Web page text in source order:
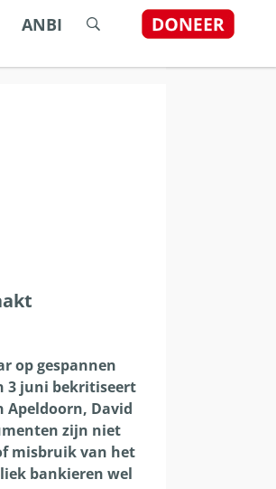
ANBI
op gespannen
3 juni bekritiseert
Apeldoorn, David
zijn niet
misbruik van het
bankieren wel
omhoog en omlaag te gaan naar